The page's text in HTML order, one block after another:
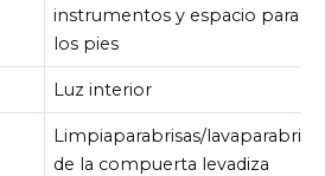
instrumentos y espacio para
los pies
Luz interior
Limpiaparabrisas/
de la compuerta levadiza